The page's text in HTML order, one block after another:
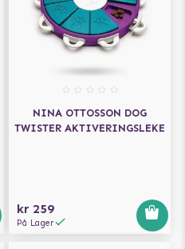
NINA OTTOSSON DOG
TWISTER AKTIVERINGSLEKE
kr 259
På Lager